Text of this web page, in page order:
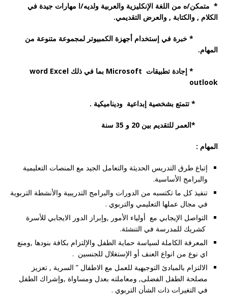
* متمكن/ه من اللغة الإنكليزية والعربية ولديه/ا مهارات جيدة في
الكلام , والكتابة , والعرض التقديمي.
* خبرة في إستخدام أجهزة الكمبيوتر لمجموعة متنوعة من
المهام.
* إجادة تطبيقات Microsoft بما في ذلك word Excel
outlook
* تتمتع بشخصية إبداعية وديناميكية .
*العمر للتقديم بين 20 و 35 سنة
المهام :
إتباع طرق التدريس الحديثة والتعامل الجيد مع المنصات التعليمية
والبرامج الأساسية.
تنفيذ كل ما تكتسبه من الدورات والبرامج التدريبية والأنشطة التربوية
في مجال عملها التعليمي والتربوي .
التواصل الإيجابي مع أولياء الأمور ,وإبراز الدور الايجابي للأسرة
كشريك للمدرسة في التنشئة.
المعرفة الكاملة لسياسة حماية الطفل والإلتزام بكافة بنودها ,ومنع
اي نوع من انواع العنف أو الإستغلال للجنسين .
الالتزام بالمبادئ التوجيهية للعمل مع الاطفال ” السرية , تعزيز
مصلحة الطفل الفضلى, ومعاملته بعدل ومساواة ,وإشراك الطفل
في التغيرات ذات الشأن التربوي .